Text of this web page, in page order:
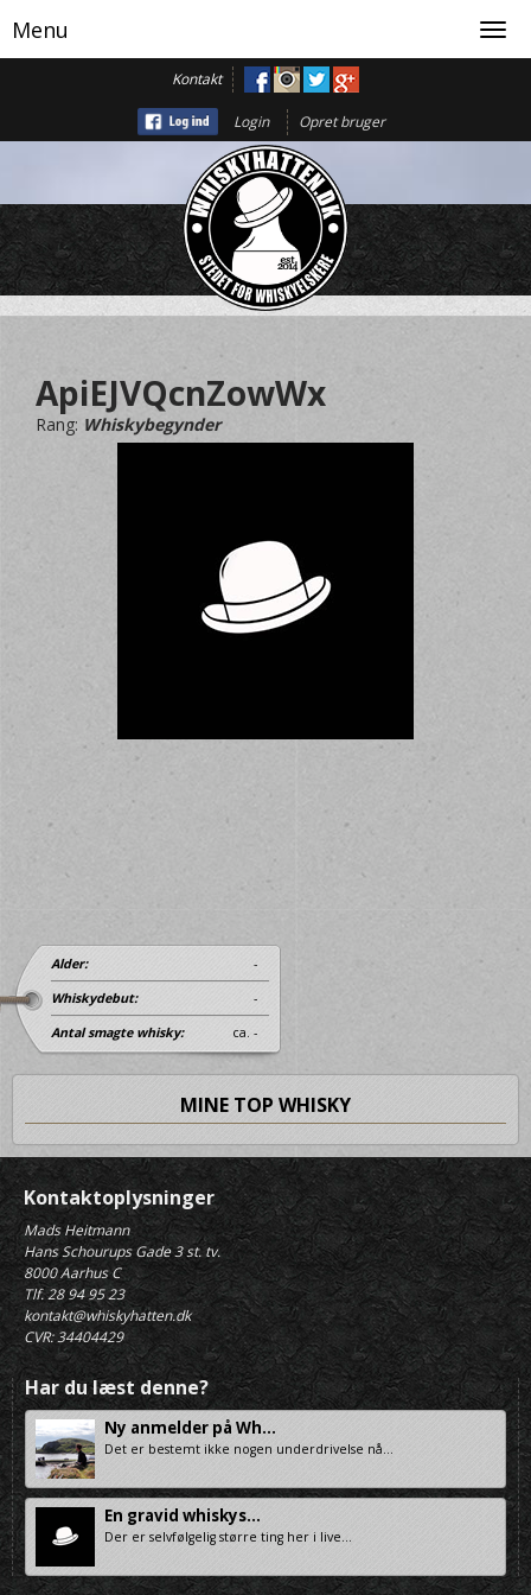
Kontakt
Login Opret bruger
Menu
ApiEJVQcnZowWx
Rang: Whiskybegynder
Alder: -
Whiskydebut: -
Antal smagte whisky: ca. -
MINE TOP WHISKY
Kontaktoplysninger
Mads Heitmann
Hans Schourups Gade 3 st. tv.
8000 Aarhus C
Tlf. 28 94 95 23
kontakt@whiskyhatten.dk
CVR: 34404429
Har du læst denne?
Ny anmelder på Wh...
Det er bestemt ikke nogen underdrivelse nå...
En gravid whiskys...
Der er selvfølgelig større ting her i live...